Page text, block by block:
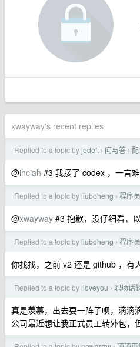
xwayway's recent replies
Replied to a topic byjedeft › 问与答 ›
@ihciah #3 我接了 codex ，一言
Replied to a topic by liuboheng › 程序员
@xwayway #3 抱歉，没仔细看，
Replied to a topic by liuboheng › 程序员
你找找，之前 v2 还是 github ，有
Replied to a topic byiloveyou › 职场话
真是羡慕，出去耍一阵子呗，滴滴
公司最近想让我正式员工转外包，